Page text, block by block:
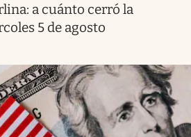
a cuánto cerró la
5 de agosto